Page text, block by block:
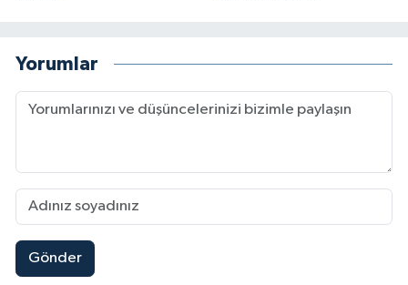
Yorumlar
Gönder